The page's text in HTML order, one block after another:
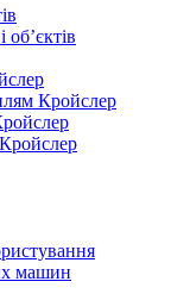
об’єктів
Кройслер
машин